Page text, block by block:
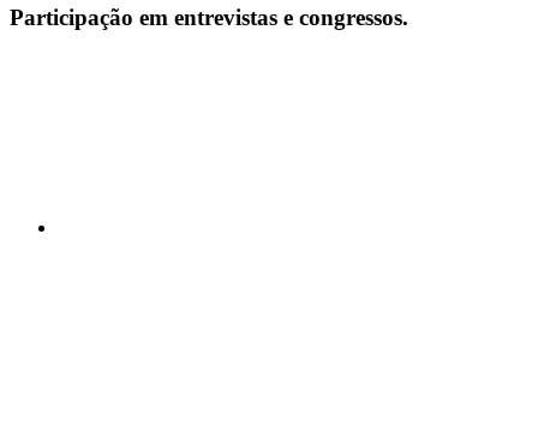
Participação em entrevistas e congressos.